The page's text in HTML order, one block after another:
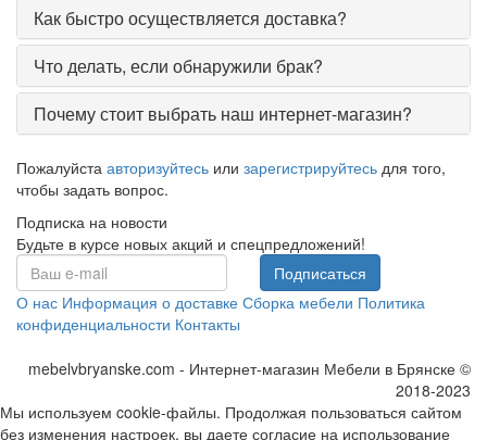
Как быстро осуществляется доставка?
Что делать, если обнаружили брак?
Почему стоит выбрать наш интернет-магазин?
Пожалуйста авторизуйтесь или зарегистрируйтесь для того,
чтобы задать вопрос.
Подписка на новости
Будьте в курсе новых акций и спецпредложений!
Подписаться
О нас Информация о доставке Сборка мебели Политика
конфиденциальности Контакты
mebelvbryanske.com - Интернет-магазин Мебели в Брянске ©
2018-2023
Мы используем cookie-файлы. Продолжая пользоваться сайтом
без изменения настроек, вы даете согласие на использование